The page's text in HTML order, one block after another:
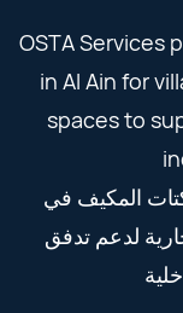
OSTA Services
in Al Ain for
spaces to
المكيف في
لدعم تدفق